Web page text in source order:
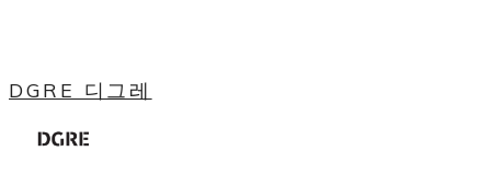
DGRE 디그레